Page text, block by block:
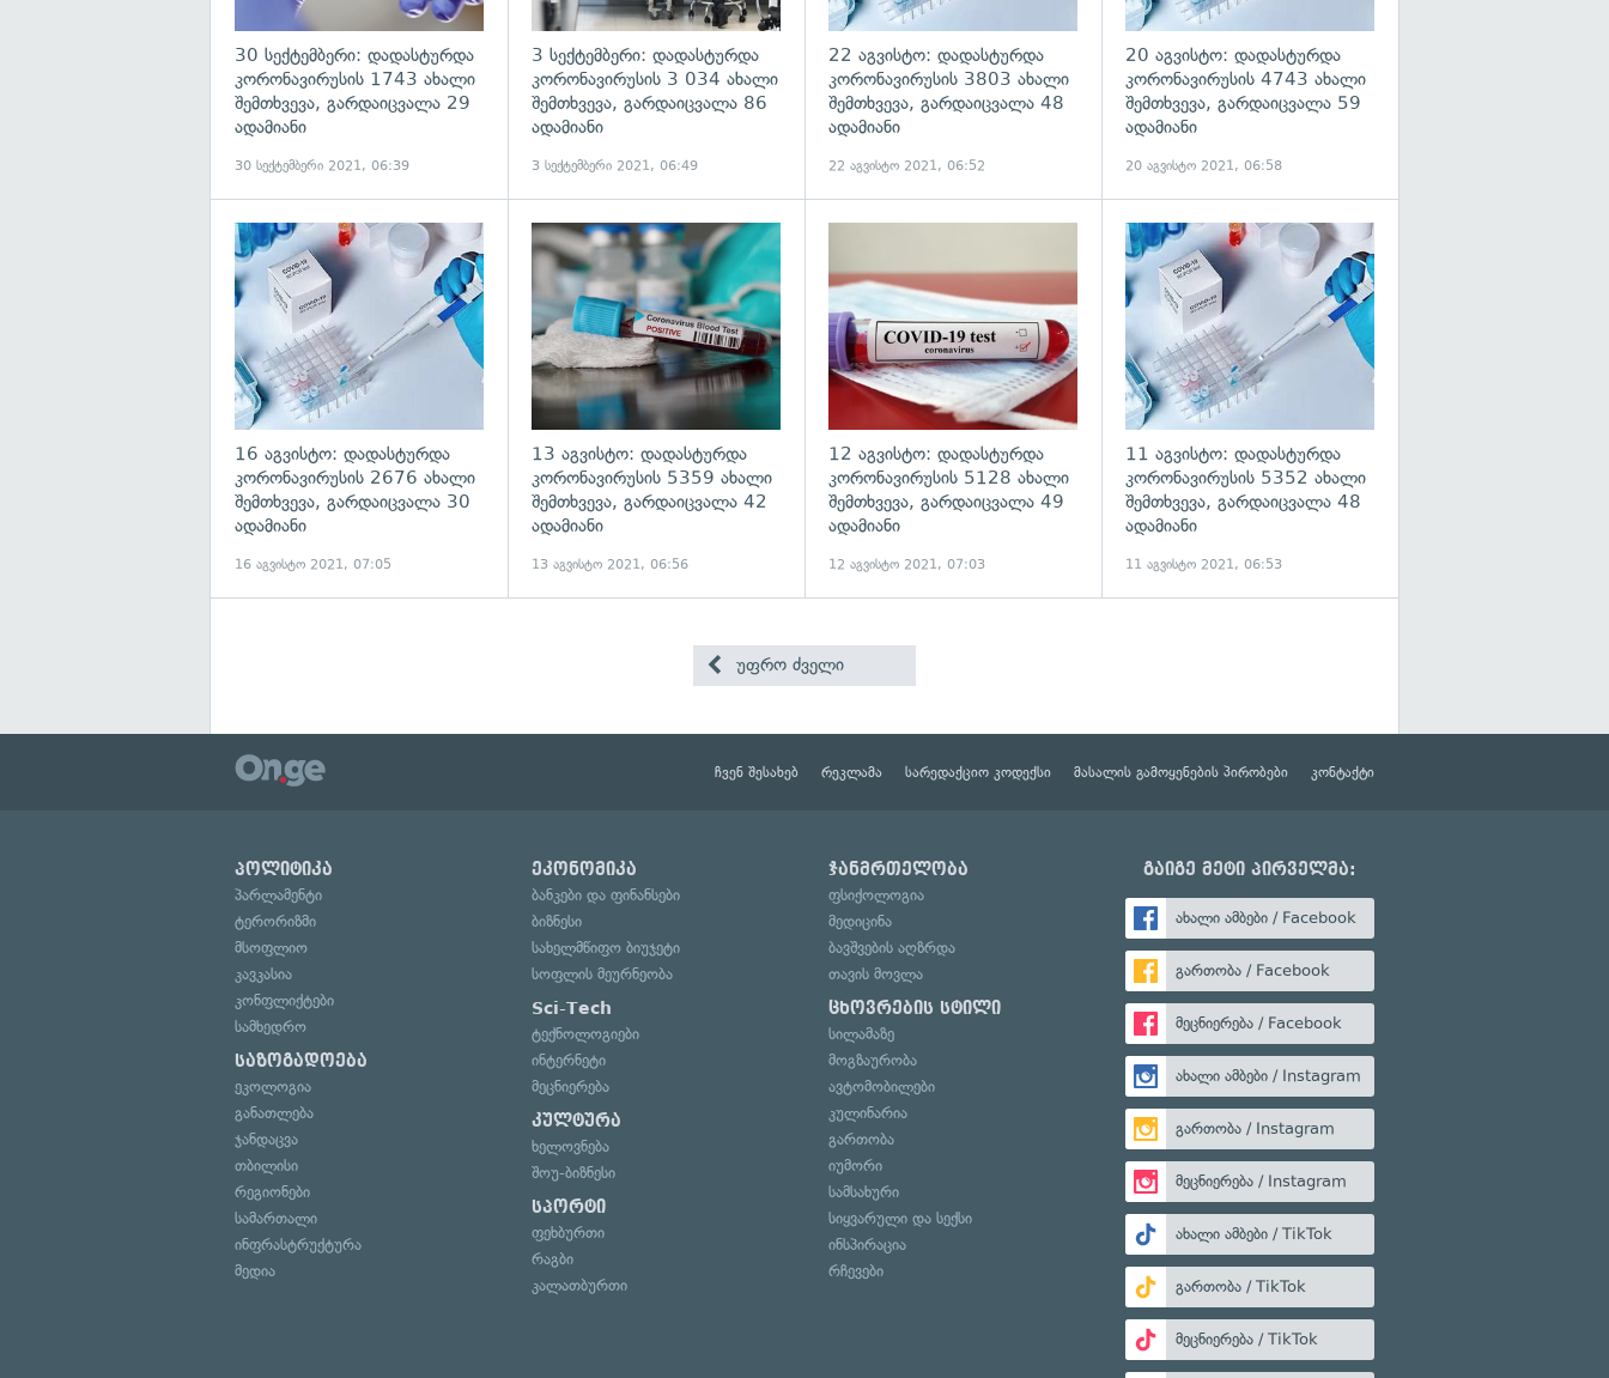
30 სექტემბერი: დადასტურდა
კორონავირუსის 1743 ახალი
შემთხვევა, გარდაიცვალა 29
ადამიანი
30 სექტემბერი 2021, 06:39
3 სექტემბერი: დადასტურდა
კორონავირუსის 3 034 ახალი
შემთხვევა, გარდაიცვალა 86
ადამიანი
3 სექტემბერი 2021, 06:49
22 აგვისტო: დადასტურდა
კორონავირუსის 3803 ახალი
შემთხვევა, გარდაიცვალა 48
ადამიანი
22 აგვისტო 2021, 06:52
20 აგვისტო: დადასტურდა
კორონავირუსის 4743 ახალი
შემთხვევა, გარდაიცვალა 59
ადამიანი
20 აგვისტო 2021, 06:58
გადახედვა
16 აგვისტო: დადასტურდა
კორონავირუსის 2676 ახალი
შემთხვევა, გარდაიცვალა 30
ადამიანი
16 აგვისტო 2021, 07:05
13 აგვისტო: დადასტურდა
კორონავირუსის 5359 ახალი
შემთხვევა, გარდაიცვალა 42
ადამიანი
13 აგვისტო 2021, 06:56
გადახედვა
12 აგვისტო: დადასტურდა
კორონავირუსის 5128 ახალი
შემთხვევა, გარდაიცვალა 49
ადამიანი
12 აგვისტო 2021, 07:03
11 აგვისტო: დადასტურდა
კორონავირუსის 5352 ახალი
შემთხვევა, გარდაიცვალა 48
ადამიანი
11 აგვისტო 2021, 06:53
უფრო ძველი
ჩვენ შესახებ რეკლამა სარედაქციო კოდექსი მასალის გამოყენების პირობები კონტაქტი
პოლიტიკა
პარლამენტი
ტერორიზმი
მსოფლიო
კავკასია
კონფლიქტები
სამხედრო
საზოგადოება
ეკოლოგია
განათლება
ჯანდაცვა
თბილისი
რეგიონები
სამართალი
ინფრასტრუქტურა
მედია
ეკონომიკა
ბანკები და ფინანსები
ბიზნესი
სახელმწიფო ბიუჯეტი
სოფლის მეურნეობა
Sci-Tech
ტექნოლოგიები
ინტერნეტი
მეცნიერება
კულტურა
ხელოვნება
შოუ-ბიზნესი
სპორტი
ფეხბურთი
რაგბი
კალათბურთი
ჯანმრთელობა
ფსიქოლოგია
მედიცინა
ბავშვების აღზრდა
თავის მოვლა
ცხოვრების სტილი
სილამაზე
მოგზაურობა
ავტომობილები
კულინარია
გართობა
იუმორი
სამსახური
სიყვარული და სექსი
ინსპირაცია
რჩევები
გაიგე მეტი პირველმა:
ახალი ამბები / Facebook
გართობა / Facebook
მეცნიერება / Facebook
ახალი ამბები / Instagram
გართობა / Instagram
მეცნიერება / Instagram
ახალი ამბები / TikTok
გართობა / TikTok
მეცნიერება / TikTok